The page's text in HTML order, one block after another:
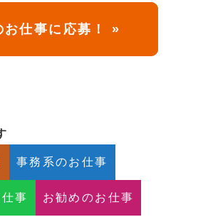
お仕事に応募！ »
事務系のお仕事
事 お勧めのお仕事